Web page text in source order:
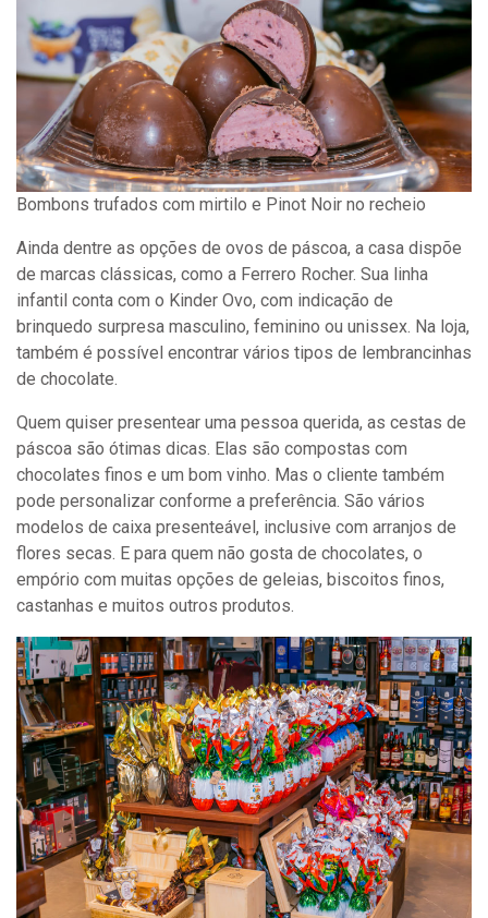
Bombons trufados com mirtilo e Pinot Noir no recheio
Ainda dentre as opções de ovos de páscoa, a casa dispõe
de marcas clássicas, como a Ferrero Rocher. Sua linha
infantil conta com o Kinder Ovo, com indicação de
brinquedo surpresa masculino, feminino ou unissex. Na loja,
também é possível encontrar vários tipos de lembrancinhas
de chocolate.
Quem quiser presentear uma pessoa querida, as cestas de
páscoa são ótimas dicas. Elas são compostas com
chocolates finos e um bom vinho. Mas o cliente também
pode personalizar conforme a preferência. São vários
modelos de caixa presenteável, inclusive com arranjos de
flores secas. E para quem não gosta de chocolates, o
empório com muitas opções de geleias, biscoitos finos,
castanhas e muitos outros produtos.